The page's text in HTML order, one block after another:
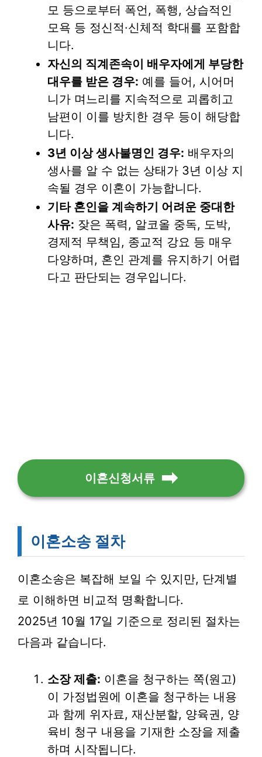
모 등으로부터 폭언, 폭행, 상습적인
모욕 등 정신적·신체적 학대를 포함합
니다.
자신의 직계존속이 배우자에게 부당한
대우를 받은 경우: 예를 들어, 시어머
니가 며느리를 지속적으로 괴롭히고
남편이 이를 방치한 경우 등이 해당합
니다.
3년 이상 생사불명인 경우: 배우자의
생사를 알 수 없는 상태가 3년 이상 지
속될 경우 이혼이 가능합니다.
기타 혼인을 계속하기 어려운 중대한
사유: 잦은 폭력, 알코올 중독, 도박,
경제적 무책임, 종교적 강요 등 매우
다양하며, 혼인 관계를 유지하기 어렵
다고 판단되는 경우입니다.
이혼신청서류
이혼소송 절차
이혼소송은 복잡해 보일 수 있지만, 단계별
로 이해하면 비교적 명확합니다.
2025년 10월 17일 기준으로 정리된 절차는
다음과 같습니다.
소장 제출: 이혼을 청구하는 쪽(원고)
이 가정법원에 이혼을 청구하는 내용
과 함께 위자료, 재산분할, 양육권, 양
육비 청구 내용을 기재한 소장을 제출
하며 시작됩니다.